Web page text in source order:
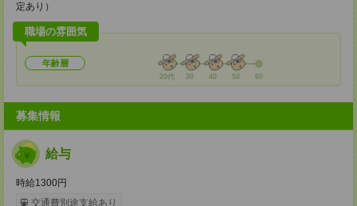
定あり）
職場の雰囲気
年齢層
20代 30 40 50 60
募集情報
給与
時給1300円
交通費別途支給あり